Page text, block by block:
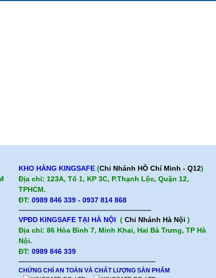
KHO HÀNG KINGSAFE(Chi Nhánh HỒ Chí Minh - Q12)
Địa chỉ: 123A, Tổ 1, KP 3C, P.Thạnh Lộc, Quận 12,
TPHCM.
ĐT:0989 846 339 - 0937 814 868
------------------------------------------------------------------
VPĐD KINGSAFE TẠI HÀ NỘI (Chi Nhánh Hà Nội)
Địa chỉ: 86 Hòa Bình 7, Minh Khai, Hai Bà Trưng, TP Hà
Nội.
ĐT:0989 846 339
--------------------------------------------------------------------
CHỨNG CHỈ AN TOÀN VÀ CHẤT LƯỢNG SẢN PHẨM